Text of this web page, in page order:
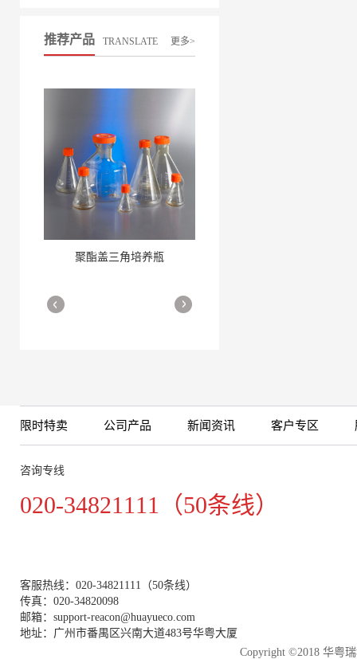
推荐产品 TRANSLATE 更多>
聚酯盖三角培养瓶
细胞培养瓶
More
限时特卖 公司产品 新闻资讯 客户专区
咨询专线
020-34821111（50条线）
客服热线：020-34821111（50条线）
传真：020-34820098
邮箱：support-reacon@huayueco.com
地址：广州市番禺区兴南大道483号华粤大厦
Copyright ©2018 华粤